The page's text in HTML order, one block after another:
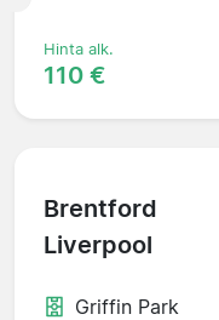
Hinta alk.
110 €
Brentford
Liverpool
Griffin Park